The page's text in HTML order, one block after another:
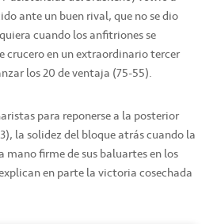
ante un buen rival, que no se dio
cuando los anfitriones se
crucero en un extraordinario tercer
los 20 de ventaja (75-55).
para reponerse a la posterior
la solidez del bloque atrás cuando la
firme de sus baluartes en los
en parte la victoria cosechada